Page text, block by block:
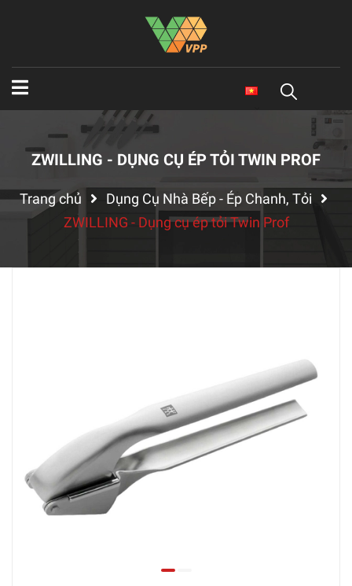
ZWILLING - DỤNG CỤ ÉP TỎI TWIN PROF
Trang chủ
Dụng Cụ Nhà Bếp - Ép Chanh, Tỏi
ZWILLING - Dụng cụ ép tỏi Twin Prof